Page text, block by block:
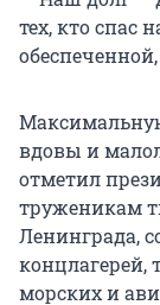
тех, кто спас
вдовы и
отметил
труженикам
Ленинграда,
концлагерей,
морских и